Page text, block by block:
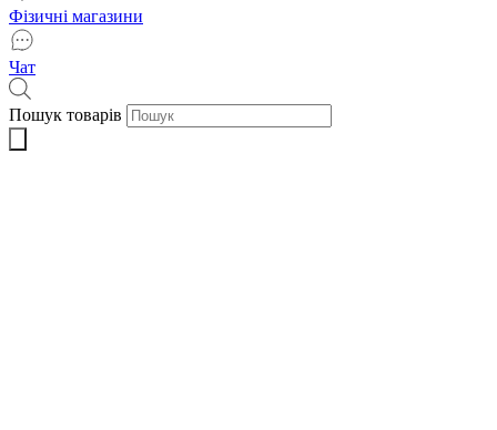
Фізичні магазини
Чат
Пошук товарів